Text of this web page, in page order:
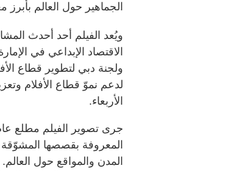
الجماهير حول العالم بأبرز
ويُعد الفيلم أحد أحدث
الاقتصاد الإبداعي في
ولجنة دبي لتطوير قطاع
الأربعاء.
المعروفة بقصصها
المدن والمواقع حول العالم.